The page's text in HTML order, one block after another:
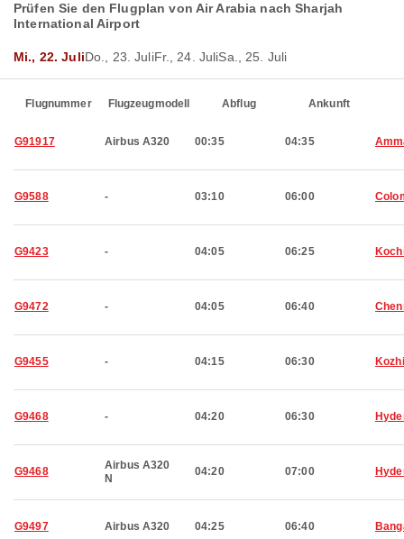
Prüfen Sie den Flugplan von Air Arabia nach Sharjah
International Airport
Mi., 22. JuliDo., 23. JuliFr., 24. JuliSa., 25. Juli
Flugnummer Flugzeugmodell Abflug Ankunft
G91917 Airbus A320 00:35 04:35
G9588 - 03:10 06:00
G9423 - 04:05 06:25
G9472 - 04:05 06:40
G9455 - 04:15 06:30
G9468 - 04:20 06:30
G9468
Airbus A320
N
04:20 07:00
G9497 Airbus A320 04:25 06:40